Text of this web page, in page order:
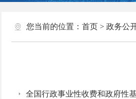
您当前的位置： 首页> 政务公
全国行政事业性收费和政府性